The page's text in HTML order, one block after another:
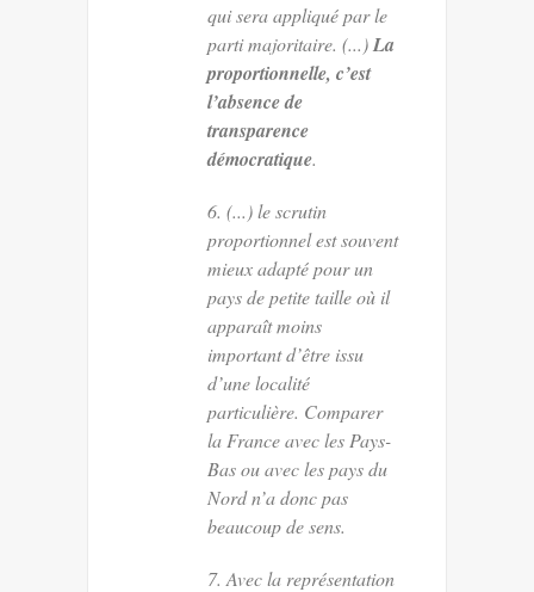
qui sera appliqué par le
parti majoritaire. (...)La
proportionnelle, c’est
l’absence de
transparence
démocratique.
6. (...) le scrutin
proportionnel est souvent
mieux adapté pour un
pays de petite taille où il
apparaît moins
important d’être issu
d’une localité
particulière. Comparer
la France avec les Pays-
Bas ou avec les pays du
Nord n’a donc pas
beaucoup de sens.
7. Avec la représentation